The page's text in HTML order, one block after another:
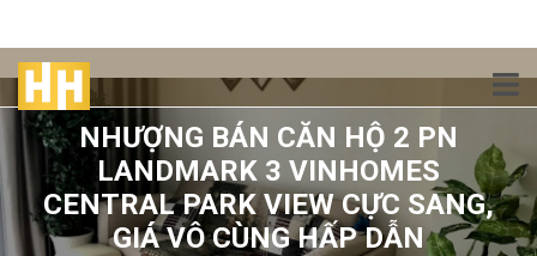
NHƯỢNG BÁN CĂN HỘ 2 PN
LANDMARK 3 VINHOMES
CENTRAL PARK VIEW CỰC SANG,
GIÁ VÔ CÙNG HẤP DẪN